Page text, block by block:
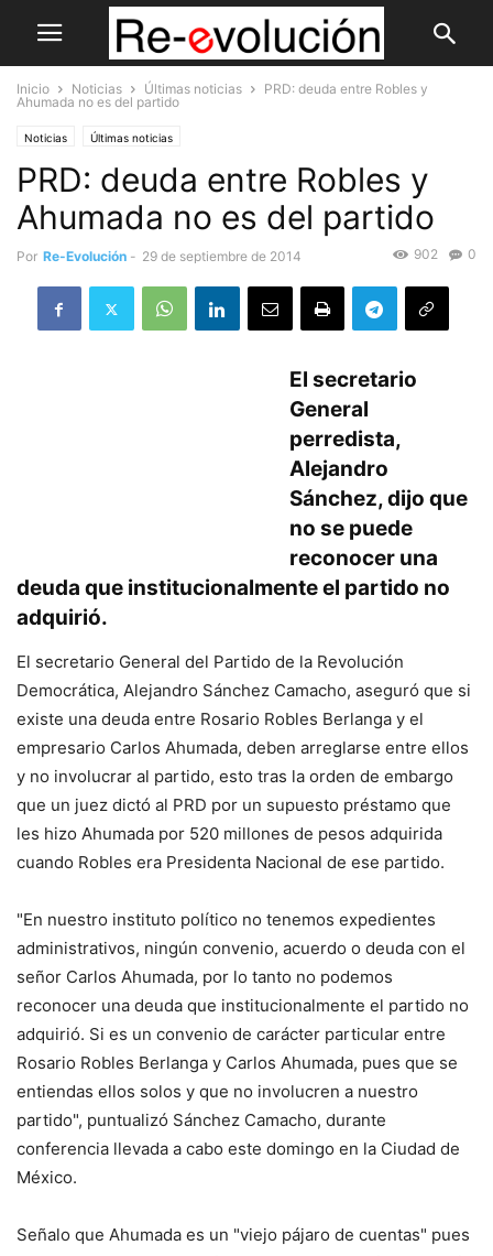
Inicio Noticias Últimas noticias
PRD: deuda entre Robles y
Ahumada no es del partido
Noticias Últimas noticias
PRD: deuda entre Robles y
Ahumada no es del partido
Por Re-Evolución - 29 de septiembre de 2014 0
902
El secretario
General
perredista,
Alejandro
Sánchez, dijo que
no se puede
reconocer una
deuda que institucionalmente el partido no
adquirió.
El secretario General del Partido de la Revolución
Democrática, Alejandro Sánchez Camacho, aseguró que si
existe una deuda entre Rosario Robles Berlanga y el
empresario Carlos Ahumada, deben arreglarse entre ellos
y no involucrar al partido, esto tras la orden de embargo
que un juez dictó al PRD por un supuesto préstamo que
les hizo Ahumada por 520 millones de pesos adquirida
cuando Robles era Presidenta Nacional de ese partido.
"En nuestro instituto político no tenemos expedientes
administrativos, ningún convenio, acuerdo o deuda con el
señor Carlos Ahumada, por lo tanto no podemos
reconocer una deuda que institucionalmente el partido no
adquirió. Si es un convenio de carácter particular entre
Rosario Robles Berlanga y Carlos Ahumada, pues que se
entiendas ellos solos y que no involucren a nuestro
partido", puntualizó Sánchez Camacho, durante
conferencia llevada a cabo este domingo en la Ciudad de
México.
Señalo que Ahumada es un "viejo pájaro de cuentas" pues